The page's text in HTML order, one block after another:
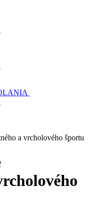
a vrcholového športu